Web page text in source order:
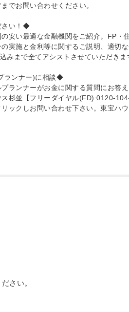
でお問い合わせください。
さい！◆
安い最適な金融機関をご紹介。FP・
実施と金利等に関するご説明、適切
みまで全てアシストさせていただきま
ランナー)に相談◆
ランナーがお金に関する質問にお答え
杉並【フリーダイヤル(FD):0120-
ックしお問い合わせ下さい。東宝ハ
さい。